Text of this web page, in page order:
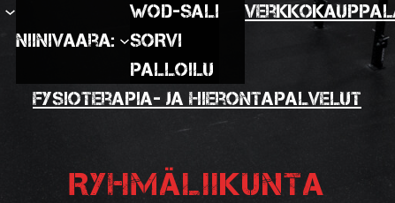
Niinivaara:
WOD-SALI
SORVI
Palloilu
Verkkokauppa
Fysioterapia- ja hierontapalvelut
Ryhmäliikunta